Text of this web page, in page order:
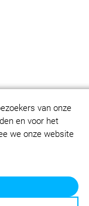
van onze
en voor het
we onze website